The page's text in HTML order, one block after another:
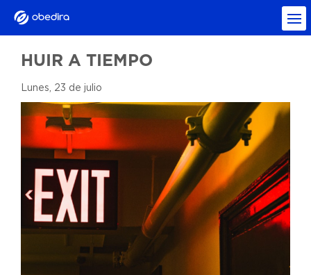
HUIR A TIEMPO
Lunes, 23 de julio